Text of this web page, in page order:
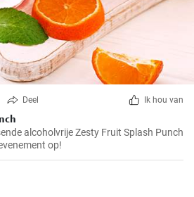
Deel Ik hou van
alcoholvrije Zesty Fruit Splash Punch
op!